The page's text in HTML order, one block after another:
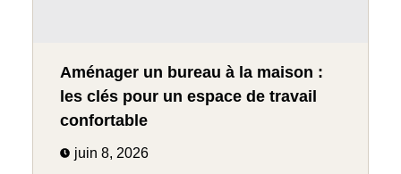
Aménager un bureau à la maison :
les clés pour un espace de travail
confortable
juin 8, 2026